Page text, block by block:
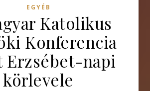
EGYÉB
Katolikus
Konferencia
Erzsébet-napi
körlevele